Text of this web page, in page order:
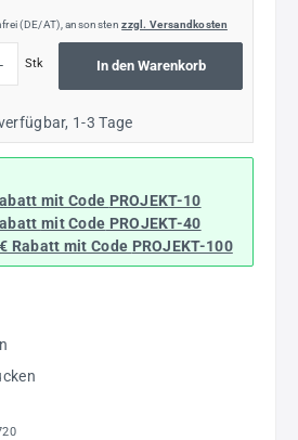
(DE/AT), ansonstenzzgl. Versandkosten
Stk In den Warenkorb
1-3 Tage
mit Code PROJEKT-10
mit Code PROJEKT-40
Rabatt mit Code PROJEKT-100